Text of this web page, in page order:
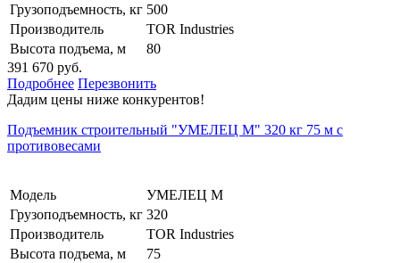
Грузоподъемность, кг 500
Производитель
TOR Industries
Высота подъема, м
80
391 670 руб.
Подробнее Перезвонить
Дадим цены ниже конкурентов!
Подъемник строительный "УМЕЛЕЦ М" 320 кг 75 м с
противовесами
Модель
УМЕЛЕЦ М
Грузоподъемность, кг 320
Производитель
TOR Industries
Высота подъема, м
75